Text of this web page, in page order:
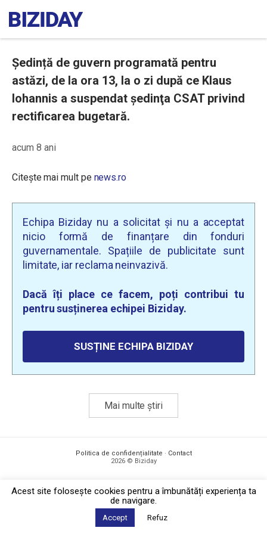
Ședință de guvern programată pentru
astăzi, de la ora 13, la o zi după ce Klaus
Iohannis a suspendat şedinţa CSAT privind
rectificarea bugetară.
acum 8 ani
Citește mai mult pe news.ro
Echipa Biziday nu a solicitat și nu a acceptat
nicio formă de finanțare din fonduri
guvernamentale. Spațiile de publicitate sunt
limitate, iar reclama neinvazivă.
Dacă îți place ce facem, poți contribui tu
pentru susținerea echipei Biziday.
SUSȚINE ECHIPA BIZIDAY
Mai multe știri
Politica de confidențialitate · Contact
2026 © Biziday
Acest site foloseşte cookies pentru a îmbunătăți experiența ta
de navigare.
Accept Refuz